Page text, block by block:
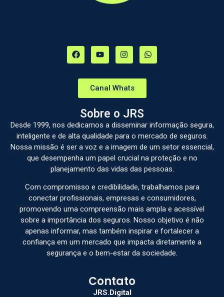
Canal Whats
Sobre o JRS
Desde 1999, nos dedicamos a disseminar informação segura,
inteligente e de alta qualidade para o mercado de seguros.
Nossa missão é ser a voz e a imagem de um setor essencial,
que desempenha um papel crucial na proteção e no
planejamento das vidas das pessoas.
Com compromisso e credibilidade, trabalhamos para
conectar profissionais, empresas e consumidores,
promovendo uma compreensão mais ampla e acessível
sobre a importância dos seguros. Nosso objetivo é não
apenas informar, mas também inspirar e fortalecer a
confiança em um mercado que impacta diretamente a
segurança e o bem-estar da sociedade.
Contato
JRS.Digital